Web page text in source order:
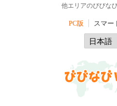
他エリアのびびな
PC版 スマー